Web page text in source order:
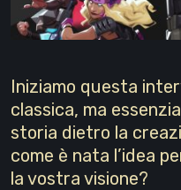
Iniziamo questa
classica, ma
storia dietro la
come è nata l’idea
la vostra visione?